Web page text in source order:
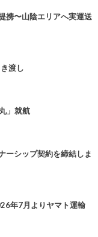
携〜山陰エリアへ実運送
渡し
」就航
ーシップ契約を締結しま
年7月よりヤマト運輸